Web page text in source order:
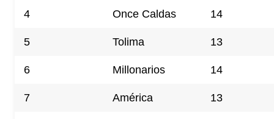
4 Once Caldas 14
5 Tolima 13
6 Millonarios 14
7 América 13